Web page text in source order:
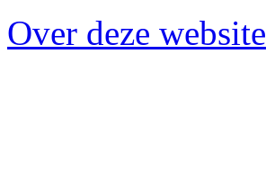
Over deze website